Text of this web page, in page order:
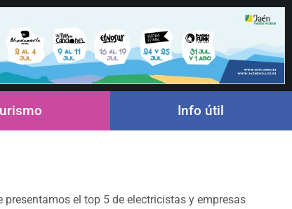
Info útil
el top 5 de electricistas y empresas